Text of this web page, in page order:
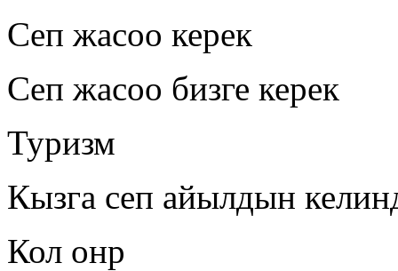
Сеп жасоо керек
Сеп жасоо бизге керек
Туризм
Кызга сеп айылдын
Кол онр